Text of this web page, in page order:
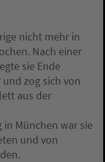
nicht mehr in
Nach einer
sie Ende
zog sich von
aus der
München war sie
und von